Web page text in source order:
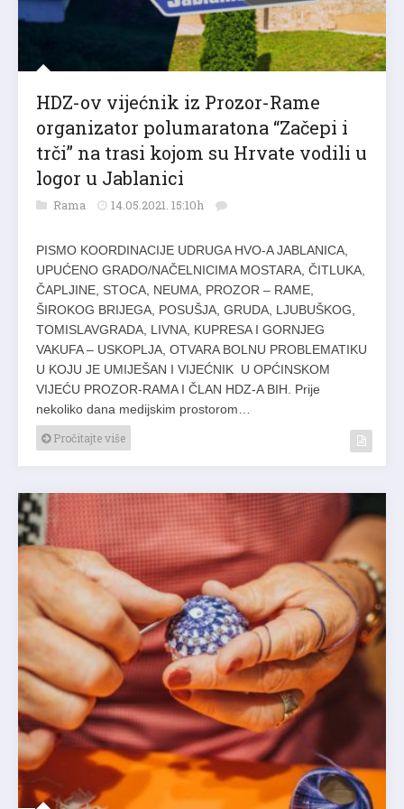
HDZ-ov vijećnik iz Prozor-Rame
organizator polumaratona “Začepi i
trči” na trasi kojom su Hrvate vodili u
logor u Jablanici
Rama 14.05.2021. 15:10h
PISMO KOORDINACIJE UDRUGA HVO-A JABLANICA,
UPUĆENO GRADO/NAČELNICIMA MOSTARA, ČITLUKA,
ČAPLJINE, STOCA, NEUMA, PROZOR – RAME,
ŠIROKOG BRIJEGA, POSUŠJA, GRUDA, LJUBUŠKOG,
TOMISLAVGRADA, LIVNA, KUPRESA I GORNJEG
VAKUFA – USKOPLJA, OTVARA BOLNU PROBLEMATIKU
U KOJU JE UMIJEŠAN I VIJEĆNIK U OPĆINSKOM
VIJEĆU PROZOR-RAMA I ČLAN HDZ-A BIH. Prije
nekoliko dana medijskim prostorom…
Pročitajte više